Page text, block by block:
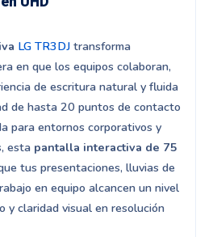
LG TR3DJtransforma
en que los equipos colaboran,
de escritura natural y fluida
de hasta 20 puntos de contacto
para entornos corporativos y
esta pantalla interactiva de 75
tus presentaciones, lluvias de
en equipo alcancen un nivel
y claridad visual en resolución